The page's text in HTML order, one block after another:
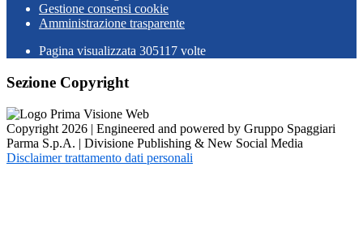
Gestione consensi cookie
Amministrazione trasparente
Pagina visualizzata 305117 volte
Sezione Copyright
Copyright 2026 | Engineered and powered by Gruppo Spaggiari
Parma S.p.A. | Divisione Publishing & New Social Media
Disclaimer trattamento dati personali